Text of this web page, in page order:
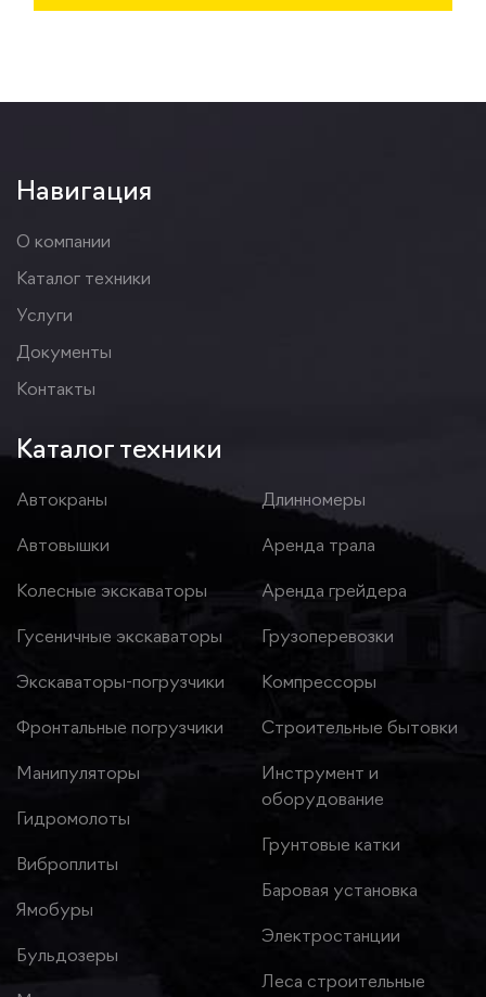
Навигация
О компании
Каталог техники
Услуги
Документы
Контакты
Каталог техники
Автокраны
Автовышки
Колесные экскаваторы
Гусеничные экскаваторы
Экскаваторы-погрузчики
Фронтальные погрузчики
Манипуляторы
Гидромолоты
Виброплиты
Ямобуры
Бульдозеры
Длинномеры
Аренда трала
Аренда грейдера
Грузоперевозки
Компрессоры
Строительные бытовки
Инструмент и
оборудование
Грунтовые катки
Баровая установка
Электростанции
Леса строительные